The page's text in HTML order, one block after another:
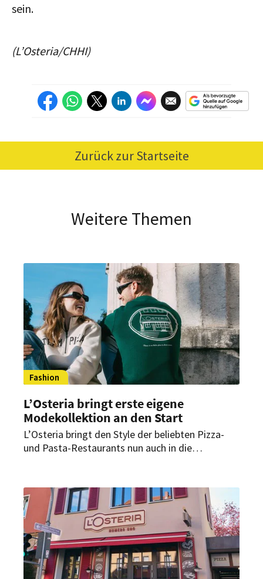
sein.
(L’Osteria/CHHI)
Zurück zur Startseite
Weitere Themen
Fashion
L’Osteria bringt erste eigene
Modekollektion an den Start
L’Osteria bringt den Style der beliebten Pizza-
und Pasta-Restaurants nun auch in die
Streetstyle Mailands hat die Kette nun ihre erste
Modekollektion auf den Markt gebracht.